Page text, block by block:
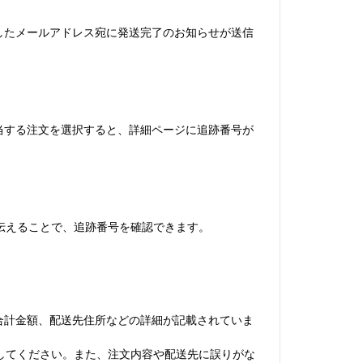
メールアドレス宛に発送完了のお知らせが送信
る注文を選択すると、詳細ページに追跡番号が
ることで、追跡番号を確認できます。
金額、配送先住所などの詳細が記載されていま
ください。また、注文内容や配送先に誤りがな